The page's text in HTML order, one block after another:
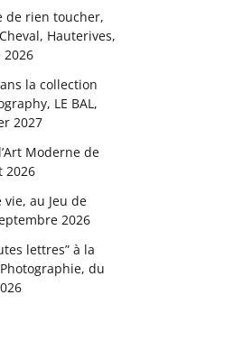
de rien toucher,
Hauterives,
la collection
LE BAL,
2027
Moderne de
2026
vie, au Jeu de
2026
lettres” à la
du